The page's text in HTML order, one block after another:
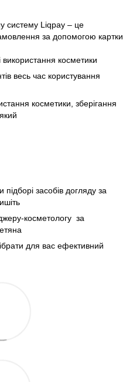
систему Liqpay – це
за допомогою картки
використання косметики
весь час користування
косметики, зберігання
засобів догляду за
косметологу за
для вас ефективний